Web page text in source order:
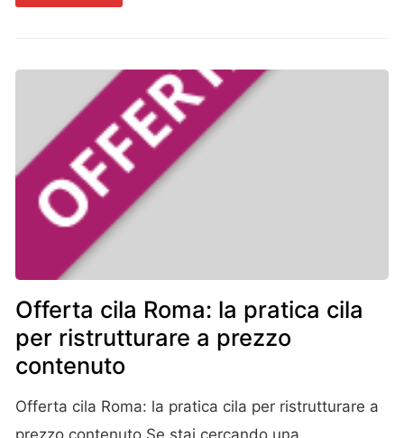
Offerta cila Roma: la pratica cila
per ristrutturare a prezzo
contenuto
Offerta cila Roma: la pratica cila per ristrutturare a
prezzo contenuto Se stai cercando una…